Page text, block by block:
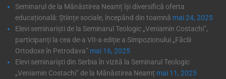
Seminarul de la Mănăstirea Neamț își diversifică oferta
educațională: Științe sociale, începând din toamnă mai 24, 2025
Elevi seminariști de la Seminarul Teologic „Veniamin Costachi”,
participanți la cea de-a VII-a ediție a Simpozionului „Făclii
Ortodoxe în Petrodava” mai 16, 2025
Elevi seminariști din Serbia în vizită la Seminarul Teologic
„Veniamin Costachi” de la Mănăstirea Neamț mai 11, 2025